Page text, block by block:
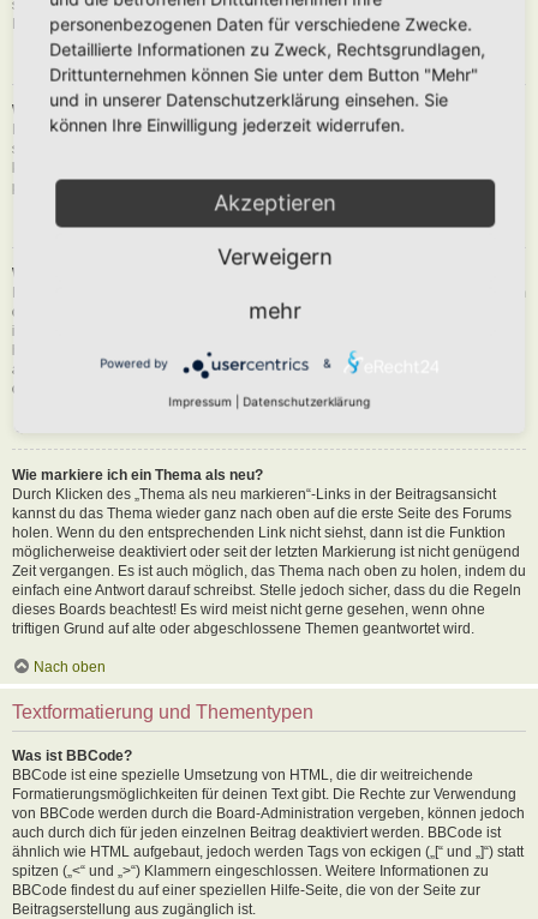
siehst du eine Schaltfläche in der Nähe des Beitrags, um diesen zu melden.
Du wirst dann durch die weiteren Schritte geführt.
Nach oben
Was bewirkt die „Speichern“-Schaltfläche beim Schreiben eines Beitrags?
Hiermit kannst du die geschriebene Entwürfe speichern und zu einem
späteren Zeitpunkt vervollständigen und absenden. Den gesicherten Beitrag
kannst du mit der Funktion „Gespeicherte Entwürfe verwalten“ in deinem
persönlichen Bereich erneut laden.
Nach oben
Warum muss mein Beitrag erst freigegeben werden?
Die Board-Administration kann entschieden haben, dass in dem Forum, in dem
du einen Beitrag erstellt hast, die Beiträge zuerst geprüft werden müssen. Es
ist auch möglich, dass die Administration dich zu einer Gruppe von Benutzern
hinzugefügt hat, bei denen sie die Beiträge erst begutachten möchte, bevor sie
auf der Seite sichtbar werden. Bitte kontaktiere die Board-Administration, wenn
du weitere Informationen dazu benötigst.
Wie markiere ich ein Thema als neu?
Durch Klicken des „Thema als neu markieren“-Links in der Beitragsansicht
kannst du das Thema wieder ganz nach oben auf die erste Seite des Forums
holen. Wenn du den entsprechenden Link nicht siehst, dann ist die Funktion
möglicherweise deaktiviert oder seit der letzten Markierung ist nicht genügend
Zeit vergangen. Es ist auch möglich, das Thema nach oben zu holen, indem du
einfach eine Antwort darauf schreibst. Stelle jedoch sicher, dass du die Regeln
dieses Boards beachtest! Es wird meist nicht gerne gesehen, wenn ohne
triftigen Grund auf alte oder abgeschlossene Themen geantwortet wird.
Nach oben
Textformatierung und Thementypen
Was ist BBCode?
BBCode ist eine spezielle Umsetzung von HTML, die dir weitreichende
Formatierungsmöglichkeiten für deinen Text gibt. Die Rechte zur Verwendung
von BBCode werden durch die Board-Administration vergeben, können jedoch
auch durch dich für jeden einzelnen Beitrag deaktiviert werden. BBCode ist
ähnlich wie HTML aufgebaut, jedoch werden Tags von eckigen („[“ und „]“) statt
spitzen („<“ und „>“) Klammern eingeschlossen. Weitere Informationen zu
BBCode findest du auf einer speziellen Hilfe-Seite, die von der Seite zur
Beitragserstellung aus zugänglich ist.
personenbezogenen Daten für verschiedene Zwecke.
Detaillierte Informationen zu Zweck, Rechtsgrundlagen,
Drittunternehmen können Sie unter dem Button "Mehr"
und in unserer Datenschutzerklärung einsehen. Sie
können Ihre Einwilligung jederzeit widerrufen.
Akzeptieren
Verweigern
mehr
Powered by &
Impressum Datenschutzerklärung